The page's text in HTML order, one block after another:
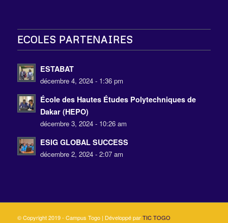
ECOLES PARTENAIRES
ESTABAT
décembre 4, 2024 - 1:36 pm
École des Hautes Études Polytechniques de
Dakar (HEPO)
décembre 3, 2024 - 10:26 am
ESIG GLOBAL SUCCESS
décembre 2, 2024 - 2:07 am
© Copyright 2019 - Campus Togo | Développé parTIC TOGO